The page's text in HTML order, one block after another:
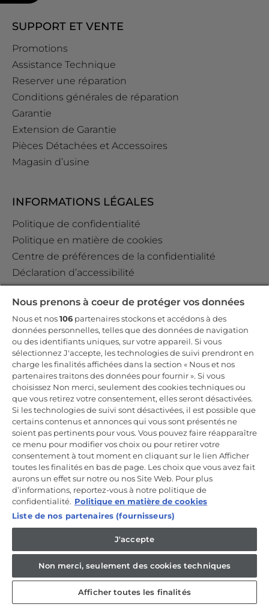
SUPPORT ET VENTE
Promotions
Assistance Technique
Reserver une réparation
Conditions générales de réparation
Garantie
Extension de Garantie
Pièces Détachées et Accessoires
Magasin d’usine
INFORMATIONS LÉGALES
Politique de confidentialité
Politique en matière de cookies
Centre de préférences de la confidentialité
Déclaration d’accessibilité
Data Act Policy
Règlement GPSR (EU) 2023/988 Art. 19
Incrivez-vous à la newsletter
Inscrivez-vous et recevez -10% sur votre
première commande
CANDY HOOVER GROUP S.r.I. - Associé unique - SIÈGE SOCIAL :
Via Comolli, 57 - 20861 Brugherio (MB) - Italie - SIÈGES
ADMINISTRATIFS : Via Privata Eden Fumagalli snc - 20861
Brugherio (MB) et Via Trento n. 20/A-22 - 20871 Vimercate (MB) -
Italie - Tél. : +39.039.2086.1 - Fax : +39.039.2086.237 - Capital social
35 000 000,00 € iv - Cod. Code fiscal et numéro d'inscription au
registre du commerce de Milan-Monza-Brianza-Lodi 04666310158 -
Autorisation IT AEOF 211870 - Société soumise aux activités de
gestion et de coordination de Candy S.p.A.
FR / Français
Nous prenons à coeur de protéger vos données
Nous et nos106 partenaires stockons et accédons à des
données personnelles, telles que des données de navigation
ou des identifiants uniques, sur votre appareil. Si vous
sélectionnez J'accepte, les technologies de suivi prendront en
charge les finalités affichées dans la section « Nous et nos
partenaires traitons des données pour fournir ». Si vous
choisissez Non merci, seulement des cookies techniques ou
que vous retirez votre consentement, elles seront désactivées.
Si les technologies de suivi sont désactivées, il est possible que
certains contenus et annonces qui vous sont présentés ne
soient pas pertinents pour vous. Vous pouvez faire réapparaître
ce menu pour modifier vos choix ou pour retirer votre
consentement à tout moment en cliquant sur le lien Afficher
toutes les finalités en bas de page. Les choix que vous avez fait
aurons un effet sur notre ou nos Site Web. Pour plus
d’informations, reportez-vous à notre politique de
confidentialité. Politique en matière de cookies
Liste de nos partenaires (fournisseurs)
J'accepte
Non merci, seulement des cookies techniques
Afficher toutes les finalités